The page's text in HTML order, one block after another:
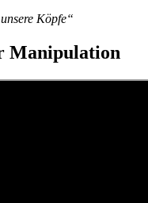
Köpfe“
Manipulation